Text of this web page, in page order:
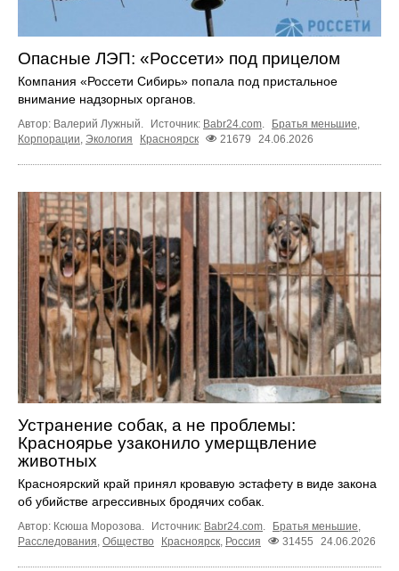
Опасные ЛЭП: «Россети» под прицелом
Компания «Россети Сибирь» попала под пристальное
внимание надзорных органов.
Автор: Валерий Лужный. Источник: Babr24.com. Братья меньшие,
Корпорации, Экология Красноярск 21679 24.06.2026
Устранение собак, а не проблемы:
Красноярье узаконило умерщвление
животных
Красноярский край принял кровавую эстафету в виде закона
об убийстве агрессивных бродячих собак.
Автор: Ксюша Морозова. Источник: Babr24.com. Братья меньшие,
Расследования, Общество Красноярск, Россия 31455 24.06.2026